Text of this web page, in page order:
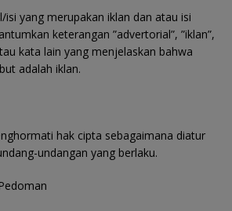
isi yang merupakan iklan dan atau isi
keterangan ”advertorial”, ”iklan”,
kata lain yang menjelaskan bahwa
adalah iklan.
hak cipta sebagaimana diatur
undangan yang berlaku.